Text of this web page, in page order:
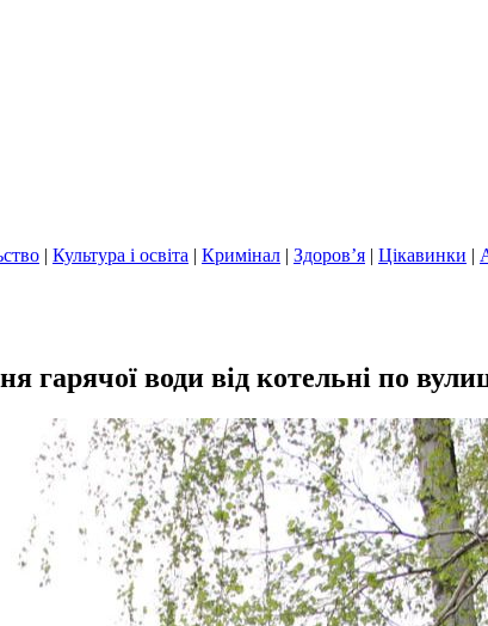
| Культура і освіта | Кримінал | Здоров’я | Цікавинки |
води від котельні по